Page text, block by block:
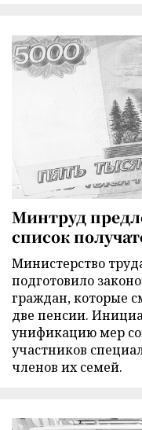
Минтруд
список
Министерство
подготовило
граждан, которые
две пенсии.
унификацию мер
участников
членов их семей.